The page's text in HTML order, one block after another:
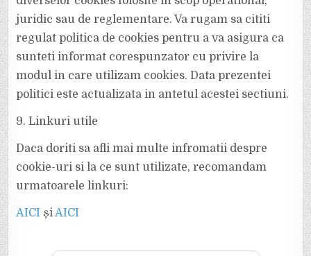
juridic sau de reglementare. Va rugam sa cititi
regulat politica de cookies pentru a va asigura ca
sunteti informat corespunzator cu privire la
modul in care utilizam cookies. Data prezentei
politici este actualizata in antetul acestei sectiuni.
9. Linkuri utile
Daca doriti sa afli mai multe infromatii despre
cookie-uri si la ce sunt utilizate, recomandam
urmatoarele linkuri:
AICI șiAICI